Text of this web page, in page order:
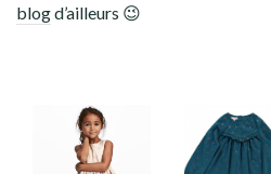
blogd’ailleurs 😉